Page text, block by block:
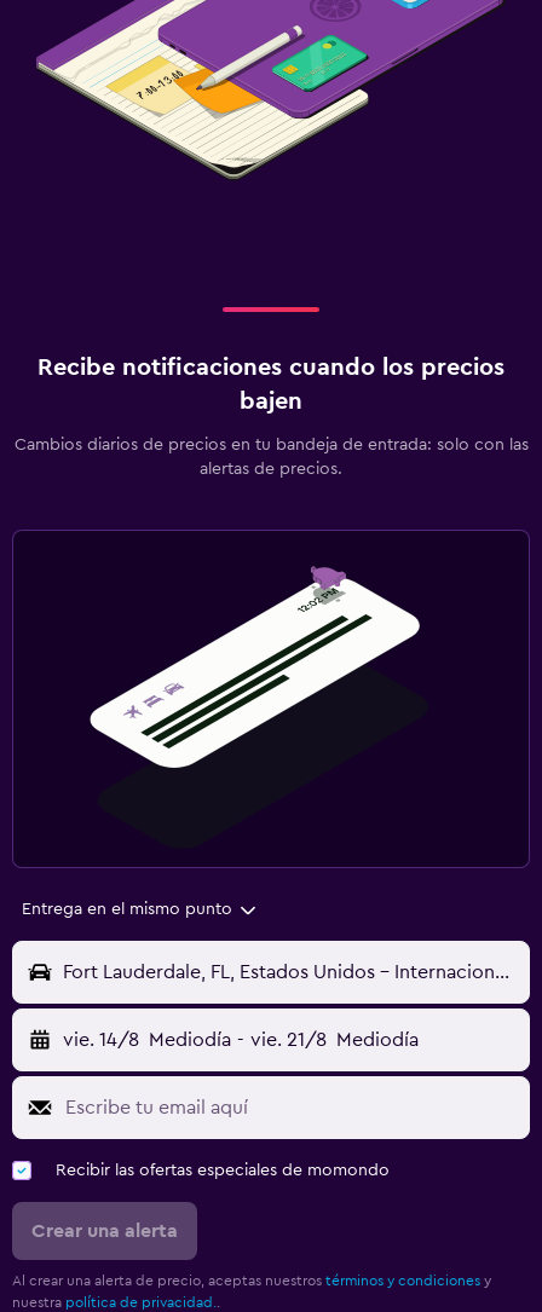
Recibe notificaciones cuando los precios
bajen
Cambios diarios de precios en tu bandeja de entrada: solo con las
alertas de precios.
Entrega en el mismo punto
Fort Lauderdale, FL, Estados Unidos - Internacional de Fort Lauderdale-Hollywood (FLL)
vie. 14/8 Mediodía - vie. 21/8 Mediodía
Recibir las ofertas especiales de momondo
Crear una alerta
Al crear una alerta de precio, aceptas nuestros términos y condiciones y
nuestra política de privacidad..